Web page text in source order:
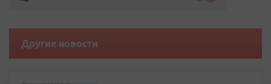
Другие новости